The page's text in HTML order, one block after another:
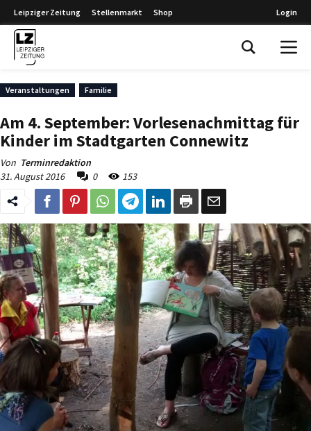
Leipziger Zeitung Stellenmarkt Shop Login
Veranstaltungen Familie
Am 4. September: Vorlesenachmittag für
Kinder im Stadtgarten Connewitz
Von Terminredaktion
31. August 2016
0 153